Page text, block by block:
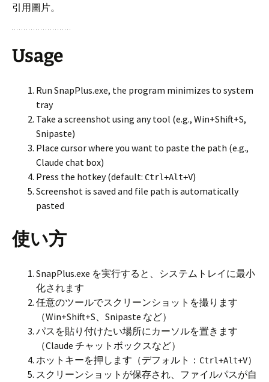
引用圖片。
Usage
Run SnapPlus.exe, the program minimizes to system
tray
Take a screenshot using any tool (e.g., Win+Shift+S,
Snipaste)
Place cursor where you want to paste the path (e.g.,
Claude chat box)
Press the hotkey (default: Ctrl+Alt+V)
Screenshot is saved and file path is automatically
pasted
使い方
SnapPlus.exe を実行すると、システムトレイに最小
化されます
任意のツールでスクリーンショットを撮ります
（Win+Shift+S、Snipaste など）
パスを貼り付けたい場所にカーソルを置きます
（Claude チャットボックスなど）
ホットキーを押します（デフォルト： Ctrl+Alt+V）
スクリーンショットが保存され、ファイルパスが自